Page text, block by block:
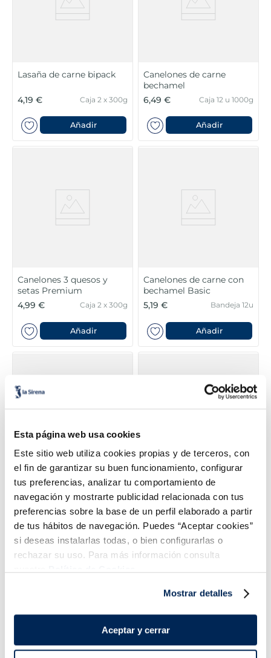
Esta página web usa cookies
Este sitio web utiliza cookies propias y de terceros, con
el fin de garantizar su buen funcionamiento, configurar
tus preferencias, analizar tu comportamiento de
navegación y mostrarte publicidad relacionada con tus
preferencias sobre la base de un perfil elaborado a partir
de tus hábitos de navegación. Puedes “Aceptar cookies”
si deseas instalarlas todas, o bien configurarlas o
rechazar su uso. Para más información consulta
Mostrar detalles
Aceptar y cerrar
Lasaña de carne bipack
4,19 € Caja 2 x 300g
Añadir
Canelones de carne
bechamel
6,49 €
Caja 12 u 1000g
Añadir
Canelones 3 quesos y
setas Premium
4,99 €
Caja 2 x 300g
Añadir
Canelones de carne con
bechamel Basic
5,19 €
Bandeja 12u
Añadir
Lasaña vegetal
3,99 €
Caja 2 x 300g
Añadir
Canelones Extra Premium
10,99 €
Caja 12u 1240g
Añadir